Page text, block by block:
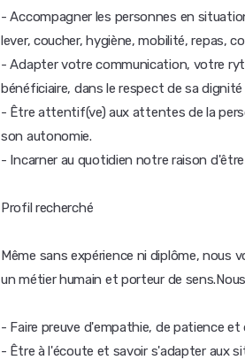
- Accompagner les personnes en
lever, coucher, hygiène, mobilité, repas,
- Adapter votre communication, votre
bénéficiaire, dans le respect de sa
- Être attentif(ve) aux attentes de la
son autonomie.
- Incarner au quotidien notre raison
Profil recherché
Même sans expérience ni diplôme, nous
un métier humain et porteur de
- Faire preuve d'empathie, de patience et
- Être à l'écoute et savoir s'adapter aux